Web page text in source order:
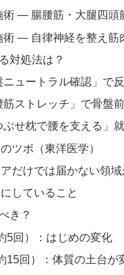
— 腸腰筋・大腿四頭
— 自律神経を整え筋
対処法は？
ュートラル確認」で
ストレッチ」で骨盤
せ枕で腰を支える」
ツボ（東洋医学）
だけでは届かない領
していること
き？
5回）：はじめの変化
15回）：体質の土台が